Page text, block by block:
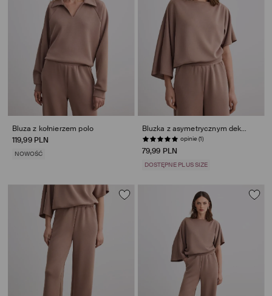
Bluza z kołnierzem polo
119,99 PLN
NOWOŚĆ
Bluzka z asymetrycznym dekoltem
opinie (1)
79,99 PLN
DOSTĘPNE PLUS SIZE